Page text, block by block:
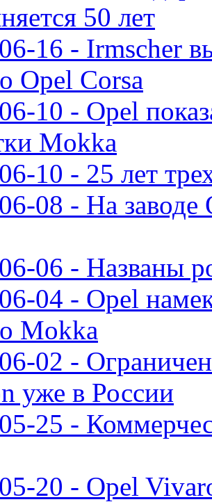
50 лет
16 - Irmscher
Opel Corsa
10 - Opel
Mokka
10 - 25 лет
08 - На заводе
06 - Названы
04 - Opel
Mokka
02 -
уже в России
25 -
20 - Opel